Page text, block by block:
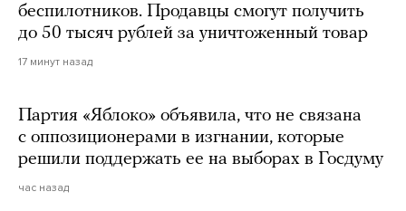
беспилотников. Продавцы смогут получить
до 50 тысяч рублей за уничтоженный товар
17 минут назад
Партия «Яблоко» объявила, что не связана
с оппозиционерами в изгнании, которые
решили поддержать ее на выборах в Госдуму
час назад